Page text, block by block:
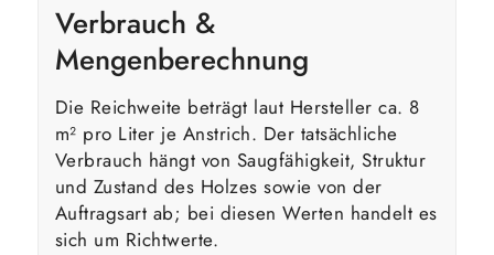
Verbrauch &
Mengenberechnung
Die Reichweite beträgt laut Hersteller ca. 8
m² pro Liter je Anstrich. Der tatsächliche
Verbrauch hängt von Saugfähigkeit, Struktur
und Zustand des Holzes sowie von der
Auftragsart ab; bei diesen Werten handelt es
sich um Richtwerte.